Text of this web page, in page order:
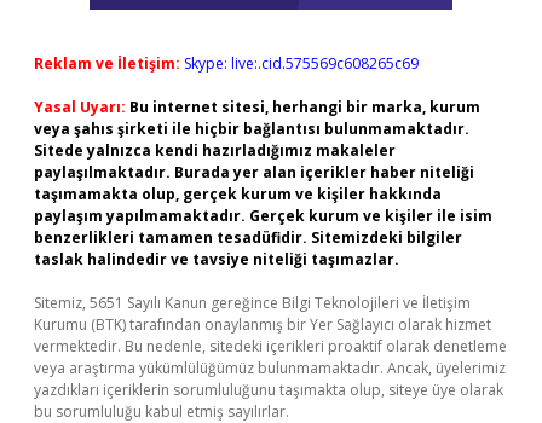
Reklam ve İletişim: Skype: live:.cid.575569c608265c69
Yasal Uyarı: Bu internet sitesi, herhangi bir marka, kurum
veya şahıs şirketi ile hiçbir bağlantısı bulunmamaktadır.
Sitede yalnızca kendi hazırladığımız makaleler
paylaşılmaktadır. Burada yer alan içerikler haber niteliği
taşımamakta olup, gerçek kurum ve kişiler hakkında
paylaşım yapılmamaktadır. Gerçek kurum ve kişiler ile isim
benzerlikleri tamamen tesadüfidir. Sitemizdeki bilgiler
taslak halindedir ve tavsiye niteliği taşımazlar.
Sitemiz, 5651 Sayılı Kanun gereğince Bilgi Teknolojileri ve İletişim
Kurumu (BTK) tarafından onaylanmış bir Yer Sağlayıcı olarak hizmet
vermektedir. Bu nedenle, sitedeki içerikleri proaktif olarak denetleme
veya araştırma yükümlülüğümüz bulunmamaktadır. Ancak, üyelerimiz
yazdıkları içeriklerin sorumluluğunu taşımakta olup, siteye üye olarak
bu sorumluluğu kabul etmiş sayılırlar.